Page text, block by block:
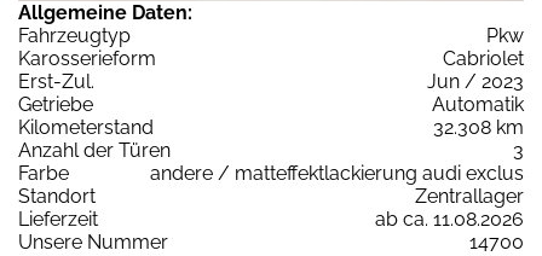
Allgemeine Daten:
Fahrzeugtyp
Pkw
Karosserieform
Cabriolet
Erst-Zul.
Jun / 2023
Getriebe
Automatik
Kilometerstand
32.308 km
Anzahl der Türen
3
Farbe
andere / matteffektlackierung audi exclus
Standort
Zentrallager
Lieferzeit
ab ca. 11.08.2026
Unsere Nummer
14700